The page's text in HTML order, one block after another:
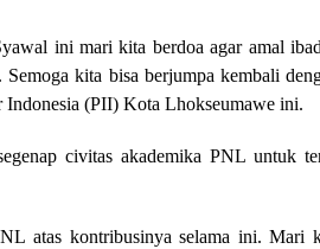
ini mari kita berdoa agar amal
kita bisa berjumpa kembali
Indonesia (PII) Kota Lhokseumawe ini.
civitas akademika PNL untuk
atas kontribusinya selama ini. Mari